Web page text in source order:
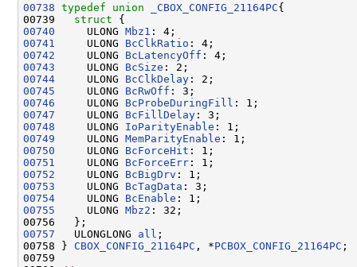
00738 typedef union _CBOX_CONFIG_21164PC{
00739 struct
00740
     ULONG
Mbz1
00741
     ULONG
BcClkRatio
00742
     ULONG
BcLatencyOff
00743
     ULONG
BcSize
00744
     ULONG
BcClkDelay
00745
     ULONG
BcRwOff
00746
     ULONG
BcProbeDuringFill
00747
     ULONG
BcFillDelay
00748
     ULONG
IoParityEnable
00749
     ULONG
MemParityEnable
00750
     ULONG
BcForceHit
00751
     ULONG
BcForceErr
00752
     ULONG
BcBigDrv
00753
     ULONG
BcTagData
00754
     ULONG
BcEnable
00755
     ULONG
Mbz2 : 32;
00757
   ULONGLONG
all ;
00758 } CBOX_CONFIG_21164PC , *PCBOX_CONFIG_21164PC ;
00759